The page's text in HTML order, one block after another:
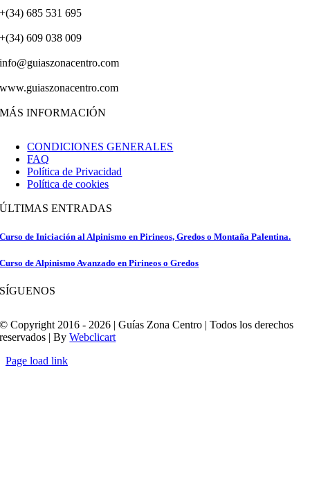
+(34) 685 531 695
+(34) 609 038 009
info@guiaszonacentro.com
www.guiaszonacentro.com
MÁS INFORMACIÓN
CONDICIONES GENERALES
FAQ
Política de Privacidad
Política de cookies
ÚLTIMAS ENTRADAS
Curso de Iniciación al Alpinismo en Pirineos, Gredos o Montaña Palentina.
Curso de Alpinismo Avanzado en Pirineos o Gredos
SÍGUENOS
© Copyright 2016 - 2026 | Guías Zona Centro | Todos los derechos
reservados | ByWebclicart
Page load link